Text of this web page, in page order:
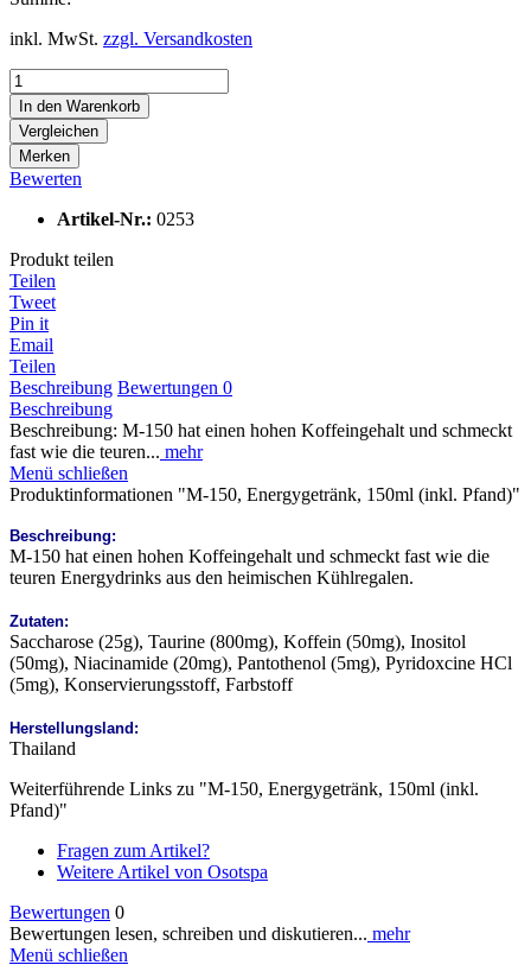
inkl. MwSt. zzgl. Versandkosten
In den Warenkorb
Vergleichen
Merken
Bewerten
Artikel-Nr.: 0253
Produkt teilen
Teilen
Tweet
Pin it
Email
Teilen
Beschreibung Bewertungen 0
Beschreibung
Beschreibung: M-150 hat einen hohen Koffeingehalt und schmeckt
fast wie die teuren... mehr
Menü schließen
Produktinformationen "M-150, Energygetränk, 150ml (inkl. Pfand)"
Beschreibung:
M-150 hat einen hohen Koffeingehalt und schmeckt fast wie die
teuren Energydrinks aus den heimischen Kühlregalen.
Zutaten:
Saccharose (25g), Taurine (800mg), Koffein (50mg), Inositol
(50mg), Niacinamide (20mg), Pantothenol (5mg), Pyridoxcine HCl
(5mg), Konservierungsstoff, Farbstoff
Herstellungsland:
Thailand
Weiterführende Links zu "M-150, Energygetränk, 150ml (inkl.
Pfand)"
Fragen zum Artikel?
Weitere Artikel von Osotspa
Bewertungen 0
Bewertungen lesen, schreiben und diskutieren... mehr
Menü schließen